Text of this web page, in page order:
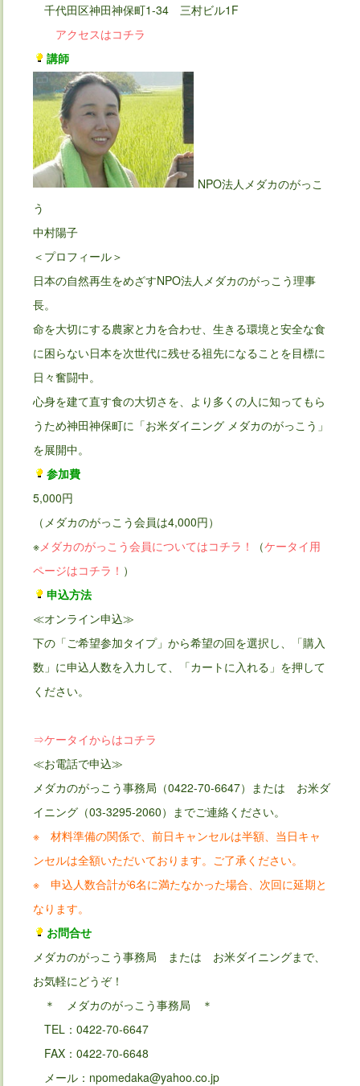
千代田区神田神保町1-34 三村ビル1F
アクセスはコチラ
講師
NPO法人メダカのがっこ
う
中村陽子
＜プロフィール＞
日本の自然再生をめざすNPO法人メダカのがっこう理事
長。
命を大切にする農家と力を合わせ、生きる環境と安全な食
に困らない日本を次世代に残せる祖先になることを目標に
日々奮闘中。
心身を建て直す食の大切さを、より多くの人に知ってもら
うため神田神保町に「お米ダイニング メダカのがっこう」
を展開中。
参加費
5,000円
（メダカのがっこう会員は4,000円）
※ メダカのがっこう会員についてはコチラ！ （ケータイ用
ページはコチラ！ ）
申込方法
≪オンライン申込≫
下の「ご希望参加タイプ」から希望の回を選択し、「購入
数」に申込人数を入力して、「カートに入れる」を押して
ください。
⇒ケータイからはコチラ
≪お電話で申込≫
メダカのがっこう事務局（0422-70-6647）または お米ダ
イニング（03-3295-2060）までご連絡ください。
※ 材料準備の関係で、前日キャンセルは半額、当日キャ
ンセルは全額いただいております。ご了承ください。
※ 申込人数合計が6名に満たなかった場合、次回に延期と
なります。
お問合せ
メダカのがっこう事務局 または お米ダイニングまで、
お気軽にどうぞ！
＊ メダカのがっこう事務局 ＊
TEL：0422-70-6647
FAX：0422-70-6648
メール：npomedaka@yahoo.co.jp